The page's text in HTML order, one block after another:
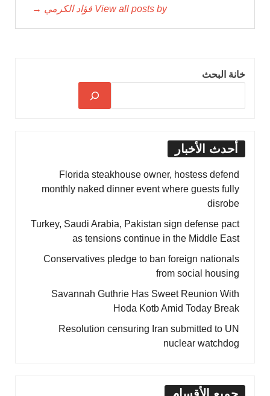
View all posts by فؤاد الكرمي →
خانة البحث
أحدث الأخبار
Florida steakhouse owner, hostess defend
monthly naked dinner event where guests fully
disrobe
Turkey, Saudi Arabia, Pakistan sign defense pact
as tensions continue in the Middle East
Conservatives pledge to ban foreign nationals
from social housing
Savannah Guthrie Has Sweet Reunion With
Hoda Kotb Amid Today Break
Resolution censuring Iran submitted to UN
nuclear watchdog